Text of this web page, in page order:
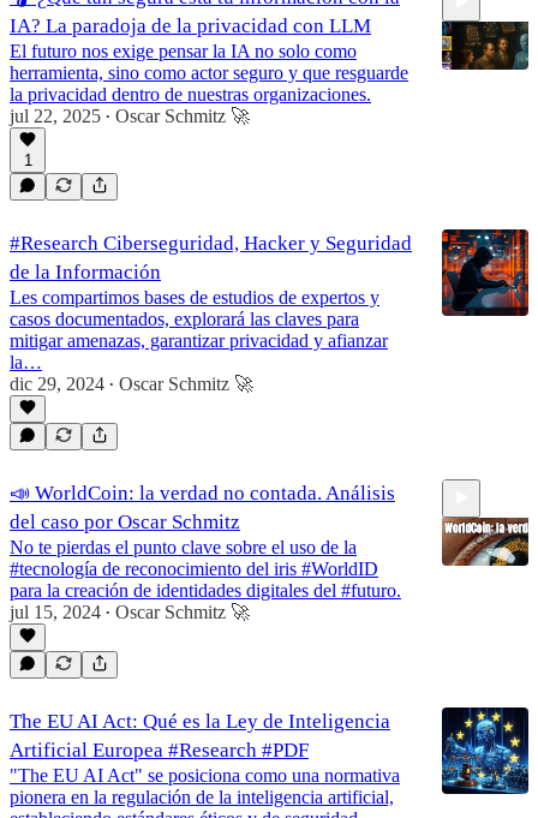
IA? La paradoja de la privacidad con LLM
El futuro nos exige pensar la IA no solo como
herramienta, sino como actor seguro y que resguarde
la privacidad dentro de nuestras organizaciones.
jul 22, 2025 • Oscar Schmitz 🚀
1
#Research Ciberseguridad, Hacker y Seguridad
de la Información
Les compartimos bases de estudios de expertos y
casos documentados, explorará las claves para
mitigar amenazas, garantizar privacidad y afianzar
la…
dic 29, 2024 • Oscar Schmitz 🚀
📣 WorldCoin: la verdad no contada. Análisis
del caso por Oscar Schmitz
No te pierdas el punto clave sobre el uso de la
#tecnología de reconocimiento del iris #WorldID
para la creación de identidades digitales del #futuro.
jul 15, 2024 • Oscar Schmitz 🚀
The EU AI Act: Qué es la Ley de Inteligencia
Artificial Europea #Research #PDF
"The EU AI Act" se posiciona como una normativa
pionera en la regulación de la inteligencia artificial,